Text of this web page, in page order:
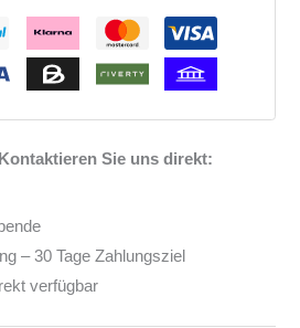
Sie uns direkt:
– 30 Tage Zahlungsziel
verfügbar